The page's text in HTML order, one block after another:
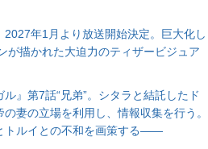
年1月より放送開始決定。巨大化し
が描かれた大迫力のティザービジュア
』第7話“兄弟”。シタラと結託したド
妻の立場を利用し、情報収集を行う。
トルイとの不和を画策する――